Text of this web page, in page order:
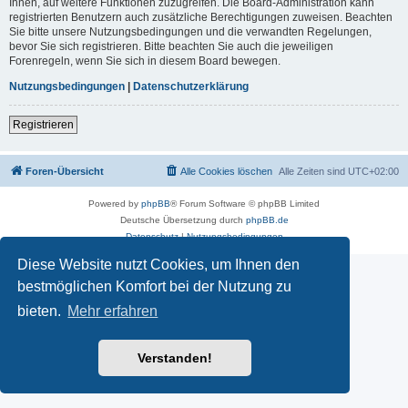
Diese Website nutzt Cookies, um Ihnen den
bestmöglichen Komfort bei der Nutzung zu
bieten. Mehr erfahren
Verstanden!
registrierten Benutzern auch zusätzliche Berechtigungen zuweisen. Beachten
Sie bitte unsere Nutzungsbedingungen und die verwandten Regelungen,
bevor Sie sich registrieren. Bitte beachten Sie auch die jeweiligen
Forenregeln, wenn Sie sich in diesem Board bewegen.
Nutzungsbedingungen | Datenschutzerklärung
Registrieren
Foren-Übersicht Alle Zeiten sind UTC+02:00
Alle Cookies löschen
Powered by phpBB® Forum Software © phpBB Limited
Deutsche Übersetzung durch phpBB.de
Datenschutz|Nutzungsbedingungen